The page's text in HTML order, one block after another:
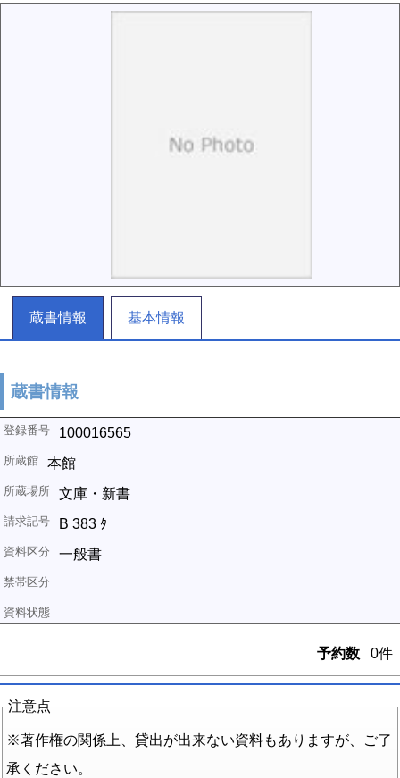
蔵書情報 基本情報
蔵書情報
100016565
本館
文庫・新書
B 383 ﾀ
一般書
予約数 0件
注意点
※著作権の関係上、貸出が出来ない資料もありますが、ご了
承ください。